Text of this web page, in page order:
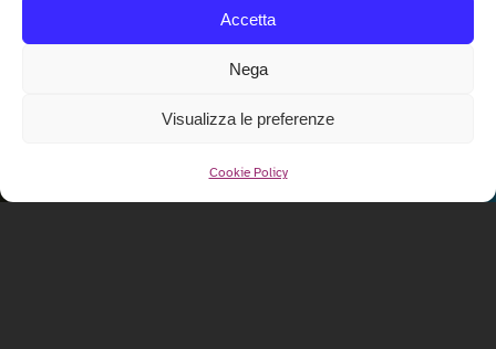
Accetta
Nega
Visualizza le preferenze
Cookie Policy